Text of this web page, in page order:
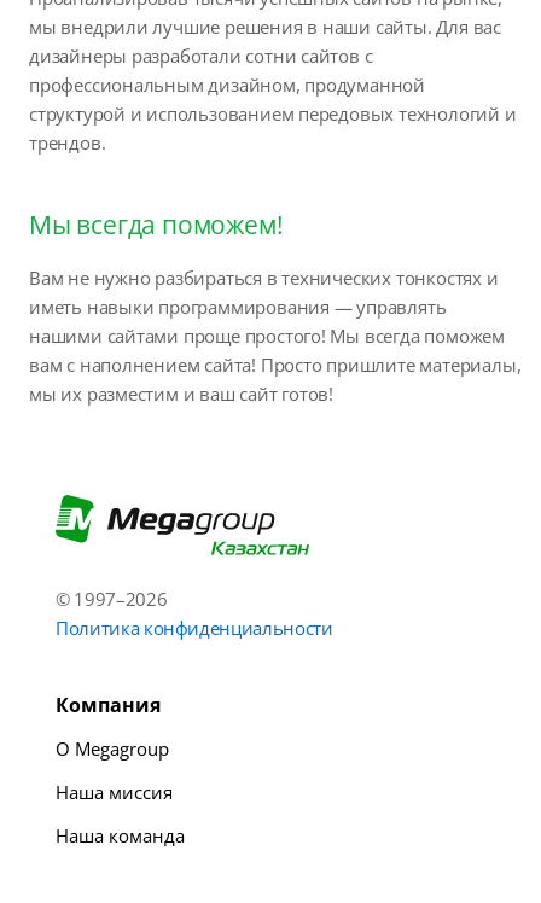
мы внедрили лучшие решения в наши сайты. Для вас
дизайнеры разработали сотни сайтов с
профессиональным дизайном, продуманной
структурой и использованием передовых технологий и
трендов.
Мы всегда поможем!
Вам не нужно разбираться в технических тонкостях и
иметь навыки программирования — управлять
нашими сайтами проще простого! Мы всегда поможем
вам с наполнением сайта! Просто пришлите материалы,
мы их разместим и ваш сайт готов!
© 1997–2026
Политика конфиденциальности
Компания
О Megagroup
Наша миссия
Наша команда